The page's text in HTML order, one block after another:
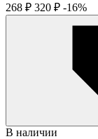
268 ₽ 320 ₽ -16%
В наличии